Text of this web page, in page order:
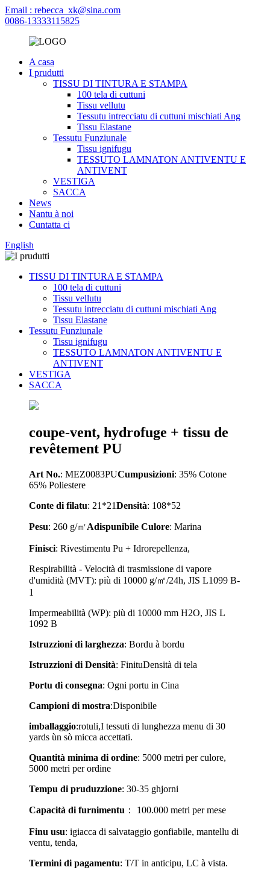
Email : rebecca_xk@sina.com
0086-13333115825
A casa
I prudutti
TISSU DI TINTURA E STAMPA
100 tela di cuttuni
Tissu vellutu
Tessutu intrecciatu di cuttuni mischiati Ang
Tissu Elastane
Tessutu Funziunale
Tissu ignifugu
TESSUTO LAMNATON ANTIVENTU E
ANTIVENT
VESTIGA
SACCA
News
Nantu à noi
Cuntatta ci
English
TISSU DI TINTURA E STAMPA
100 tela di cuttuni
Tissu vellutu
Tessutu intrecciatu di cuttuni mischiati Ang
Tissu Elastane
Tessutu Funziunale
Tissu ignifugu
TESSUTO LAMNATON ANTIVENTU E
ANTIVENT
VESTIGA
SACCA
coupe-vent, hydrofuge + tissu de
revêtement PU
Art No.: MEZ0083PUCumpusizioni: 35% Cotone
65% Poliestere
Conte di filatu: 21*21Densità: 108*52
Pesu: 260 g/㎡Adispunibile Culore: Marina
Finisci: Rivestimentu Pu + Idrorepellenza,
Respirabilità - Velocità di trasmissione di vapore
d'umidità (MVT): più di 10000 g/㎡/24h, JIS L1099 B-
1
Impermeabilità (WP): più di 10000 mm H2O, JIS L
1092 B
Istruzzioni di larghezza: Bordu à bordu
Istruzzioni di Densità: FinituDensità di tela
Portu di consegna: Ogni portu in Cina
Campioni di mostra:Disponibile
imballaggio:rotuli,I tessuti di lunghezza menu di 30
yards ùn sò micca accettati.
Quantità minima di ordine: 5000 metri per culore,
5000 metri per ordine
Tempu di pruduzzione: 30-35 ghjorni
Capacità di furnimentu ： 100.000 metri per mese
Finu usu: igiacca di salvataggio gonfiabile, mantellu di
ventu, tenda,
Termini di pagamentu: T/T in anticipu, LC à vista.